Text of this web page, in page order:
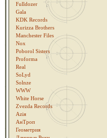
Fulldozer
Gala
KDK Records
Kurizza Brothers
Manchester Files
Nox
Poborol Sisters
Proforma
Real
SoLyd
Solnze
WWW
White Horse
Zvezda Records
Аziя
АнТроп
Геометрия